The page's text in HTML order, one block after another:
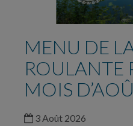
MENU DE
ROULANTE
MOIS
3 Août 2026